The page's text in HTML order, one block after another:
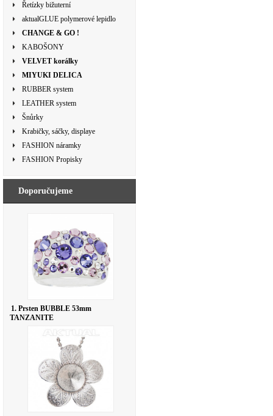
Řetízky bižuterní
aktualGLUE polymerové lepidlo
CHANGE & GO !
KABOŠONY
VELVET korálky
MIYUKI DELICA
RUBBER system
LEATHER system
Šnůrky
Krabičky, sáčky, displaye
FASHION náramky
FASHION Propisky
Doporučujeme
1. Prsten BUBBLE 53mm
TANZANITE